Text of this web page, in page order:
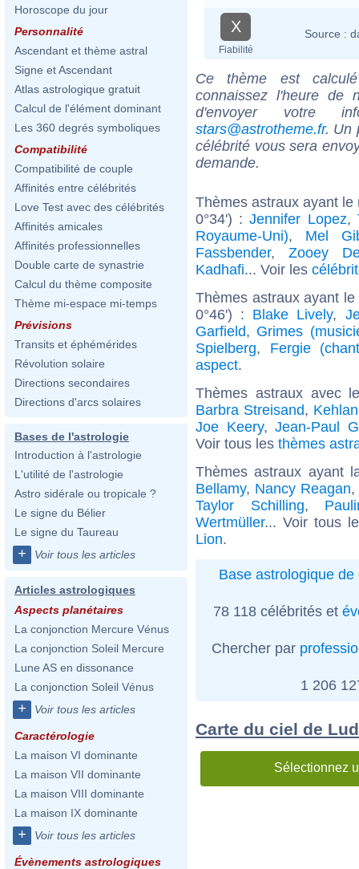
Horoscope du jour
Personnalité
Ascendant et thème astral
Signe et Ascendant
Atlas astrologique gratuit
Calcul de l'élément dominant
Les 360 degrés symboliques
Compatibilité
Compatibilité de couple
Affinités entre célébrités
Love Test avec des célébrités
Affinités amicales
Affinités professionnelles
Double carte de synastrie
Calcul du thème composite
Thème mi-espace mi-temps
Prévisions
Transits et éphémérides
Révolution solaire
Directions secondaires
Directions d'arcs solaires
Bases de l'astrologie
Introduction à l'astrologie
L'utilité de l'astrologie
Astro sidérale ou tropicale ?
Le signe du Bélier
Le signe du Taureau
+ Voir tous les articles
Articles astrologiques
Aspects planétaires
La conjonction Mercure Vénus
La conjonction Soleil Mercure
Lune AS en dissonance
La conjonction Soleil Vénus
+ Voir tous les articles
Caractérologie
La maison VI dominante
La maison VII dominante
La maison VIII dominante
La maison IX dominante
+ Voir tous les articles
Évènements astrologiques
X
Fiabilité
Source :
Ce thème est
connaissez l'heure de
d'envoyer votre
stars@astrotheme.fr. Un
célébrité vous sera
demande.
Thèmes astraux ayant
0°34') :Jennifer Lopez,
Royaume-Uni), Mel
Fassbender, Zooey
Kadhafi... Voir les
Thèmes astraux ayant
0°46') : Blake Lively,
Garfield, Grimes
Spielberg, Fergie
aspect.
Thèmes astraux avec
Barbra Streisand,
Joe Keery,Jean-Paul
Voir tous les thèmes
Thèmes astraux ayant
Bellamy, Nancy Reagan,
Taylor Schilling,
Wertmüller... Voir tous
Lion.
Base astrologique de
78 118 célébrités et
Chercher par
1 206
Carte du ciel de
Sélectionnez